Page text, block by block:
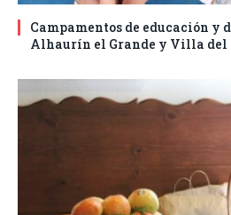
Campamentos de educación y
Alhaurín el Grande y Villa del